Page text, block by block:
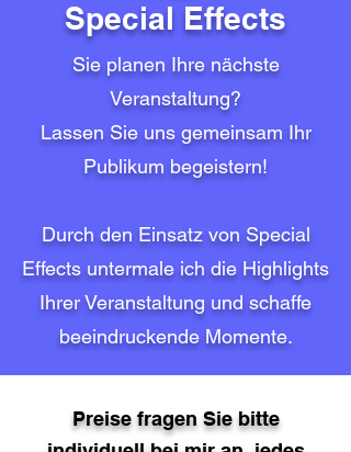
Special Effects
Sie planen Ihre nächste
Veranstaltung?
Lassen Sie uns gemeinsam Ihr
Publikum begeistern!
Durch den Einsatz von Special
Effects untermale ich die Highlights
Ihrer Veranstaltung und schaffe
beeindruckende Momente.
Preise fragen Sie bitte